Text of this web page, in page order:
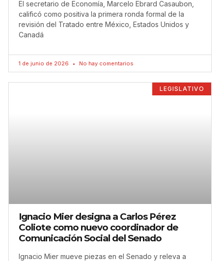
El secretario de Economía, Marcelo Ebrard Casaubon,
calificó como positiva la primera ronda formal de la
revisión del Tratado entre México, Estados Unidos y
Canadá
1 de junio de 2026 No hay comentarios
LEGISLATIVO
Ignacio Mier designa a Carlos Pérez
Coliote como nuevo coordinador de
Comunicación Social del Senado
Ignacio Mier mueve piezas en el Senado y releva a